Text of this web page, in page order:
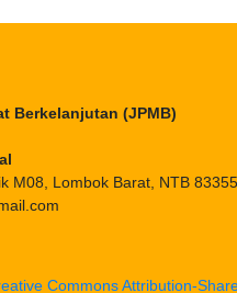
Berkelanjutan (JPMB)
M08, Lombok Barat, NTB
Commons Attribution-